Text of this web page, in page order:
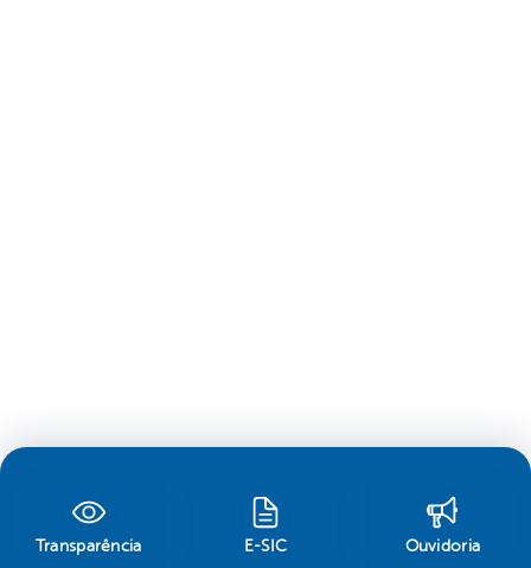
Transparência E-SIC Ouvidoria